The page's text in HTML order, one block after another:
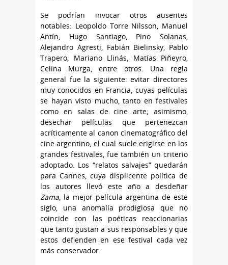
Se podrían invocar otros ausentes
notables: Leopoldo Torre Nilsson, Manuel
Antín, Hugo Santiago, Pino Solanas,
Alejandro Agresti, Fabián Bielinsky, Pablo
Trapero, Mariano Llinás, Matías Piñeyro,
Celina Murga, entre otros. Una regla
general fue la siguiente: evitar directores
muy conocidos en Francia, cuyas películas
se hayan visto mucho, tanto en festivales
como en salas de cine arte; asimismo,
desechar películas que pertenezcan
acríticamente al canon cinematográfico del
cine argentino, el cual suele erigirse en los
grandes festivales, fue también un criterio
adoptado. Los “relatos salvajes” quedarán
para Cannes, cuya displicente política de
los autores llevó este año a desdeñar
Zama, la mejor película argentina de este
siglo, una anomalía prodigiosa que no
coincide con las poéticas reaccionarias
que tanto gustan a sus responsables y que
estos defienden en ese festival cada vez
más conservador.